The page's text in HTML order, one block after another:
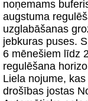
noņemams
augstuma
uzglabāšanas
jebkuras puses.
6 mēnešiem līdz
regulēšana
Liela nojume,
drošības jostas